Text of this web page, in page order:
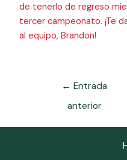
de tenerlo de regreso
tercer campeonato. ¡Te
al equipo, Brandon!
← Entrada
anterior